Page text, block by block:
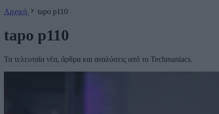
Αρχική
tapo p110
tapo p110
Τα τελευταία νέα, άρθρα και αναλύσεις από το Techmaniacs.